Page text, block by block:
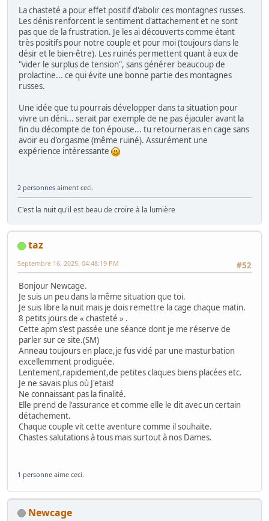
La chasteté a pour effet positif d'abolir ces montagnes russes.
Les dénis renforcent le sentiment d'attachement et ne sont
pas que de la frustration. Je les ai découverts comme étant
très positifs pour notre couple et pour moi (toujours dans le
désir et le bien-être). Les ruinés permettent quant à eux de
"vider le surplus de tension", sans générer beaucoup de
prolactine... ce qui évite une bonne partie des montagnes
russes.
Une idée que tu pourrais développer dans ta situation pour
vivre un déni... serait par exemple de ne pas éjaculer avant la
fin du décompte de ton épouse... tu retournerais en cage sans
avoir eu d'orgasme (même ruiné). Assurément une
expérience intéressante
2 personnes aiment ceci.
C'est la nuit qu'il est beau de croire à la lumière
taz
#52
Septembre 16, 2025, 04:48:19 PM
Bonjour Newcage.
Je suis un peu dans la même situation que toi.
Je suis libre la nuit mais je dois remettre la cage chaque matin.
8 petits jours de « chasteté » .
Cette apm s'est passée une séance dont je me réserve de
parler sur ce site.(SM)
Anneau toujours en place,je fus vidé par une masturbation
excellemment prodiguée.
Lentement,rapidement,de petites claques biens placées etc.
Je ne savais plus où J'etais!
Ne connaissant pas la finalité.
Elle prend de l'assurance et comme elle le dit avec un certain
détachement.
Chaque couple vit cette aventure comme il souhaite.
Chastes salutations à tous mais surtout à nos Dames.
1 personne aime ceci.
Newcage